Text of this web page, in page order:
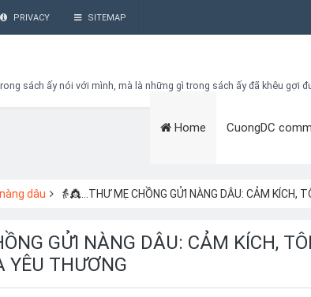
PRIVACY SITEMAP
sách ấy nói với mình, mà là những gì trong sách ấy đã khêu gợi
Home CuongDC
dâu 👵👸...THƯ MẸ CHỒNG GỬI NÀNG DÂU: CẢM KÍCH, TÔN TRỌNG, CÓ
GỬI NÀNG DÂU: CẢM KÍCH,
YÊU THƯƠNG
Bạn đang cần tìm